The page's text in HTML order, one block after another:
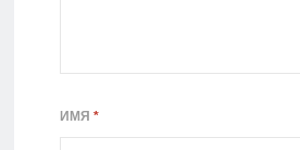
ИМЯ *